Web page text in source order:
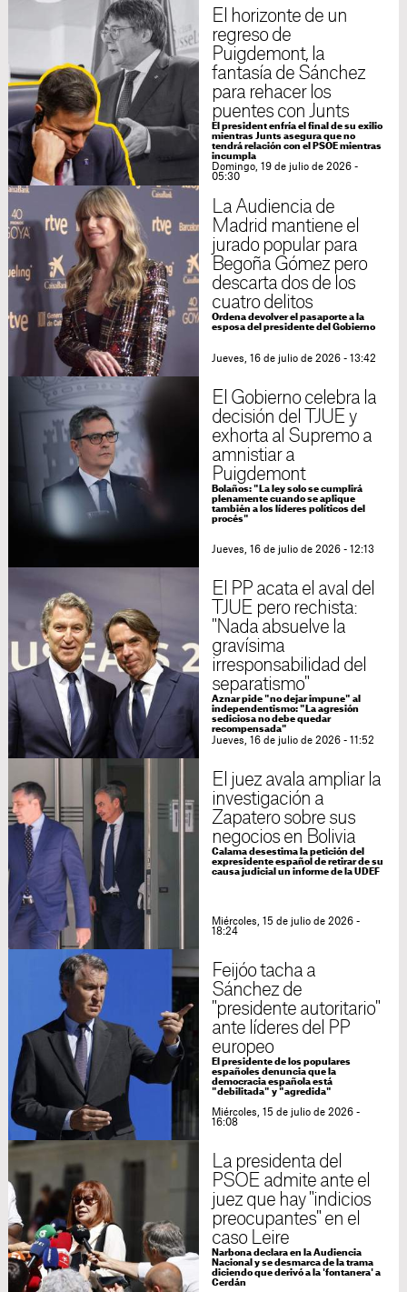
El horizonte de un
regreso de
Puigdemont, la
fantasía de Sánchez
para rehacer los
puentes con Junts
El president enfría el final de su exilio
mientras Junts asegura que no
tendrá relación con el PSOE mientras
incumpla
Domingo, 19 de julio de 2026 -
05:30
La Audiencia de
Madrid mantiene el
jurado popular para
Begoña Gómez pero
descarta dos de los
cuatro delitos
Ordena devolver el pasaporte a la
esposa del presidente del Gobierno
Jueves, 16 de julio de 2026 - 13:42
El Gobierno celebra la
decisión del TJUE y
exhorta al Supremo a
amnistiar a
Puigdemont
Bolaños: "La ley solo se cumplirá
plenamente cuando se aplique
también a los líderes políticos del
procés"
Jueves, 16 de julio de 2026 - 12:13
El PP acata el aval del
TJUE pero rechista:
"Nada absuelve la
gravísima
irresponsabilidad del
separatismo"
Aznar pide "no dejar impune" al
independentismo: "La agresión
sediciosa no debe quedar
recompensada"
Jueves, 16 de julio de 2026 - 11:52
El juez avala ampliar la
investigación a
Zapatero sobre sus
negocios en Bolivia
Calama desestima la petición del
expresidente español de retirar de su
causa judicial un informe de la UDEF
Miércoles, 15 de julio de 2026 -
18:24
Feijóo tacha a
Sánchez de
"presidente autoritario"
ante líderes del PP
europeo
El presidente de los populares
españoles denuncia que la
democracia española está
"debilitada" y "agredida"
Miércoles, 15 de julio de 2026 -
16:08
La presidenta del
PSOE admite ante el
juez que hay "indicios
preocupantes" en el
caso Leire
Narbona declara en la Audiencia
Nacional y se desmarca de la trama
diciendo que derivó a la 'fontanera' a
Cerdán